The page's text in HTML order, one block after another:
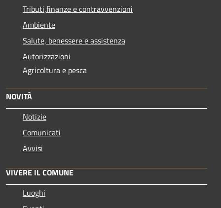
Tributi,finanze e contravvenzioni
Ambiente
Salute, benessere e assistenza
Autorizzazioni
Agricoltura e pesca
NOVITÀ
Notizie
Comunicati
Avvisi
VIVERE IL COMUNE
Luoghi